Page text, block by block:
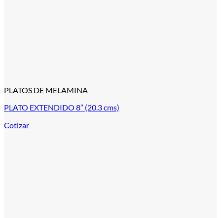
PLATOS DE MELAMINA
PLATO EXTENDIDO 8″ (20.3 cms)
Cotizar